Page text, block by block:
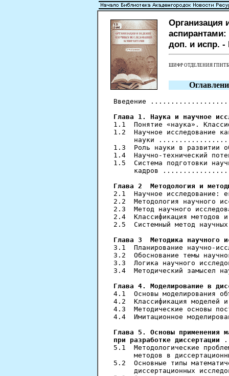
Организация
доп. и испр. -
ШИФР ОТДЕЛЕНИЯ
Введение
Глава 1. Наука и научное
1.1  Понятие «наука».
1.2  Научное исследование
науки
1.3  Роль науки в
1.4  Научно-технический
1.5  Система подготовки
кадров
Глава 2  Методология и
2.1  Научное
2.2  Методология
2.3  Метод научного
2.4  Классификация
2.5  Системный метод
Глава 3  Методика научного
3.1  Планирование научно-
3.2  Обоснование темы
3.3  Логика научного
3.4  Методический
Глава 4. Моделирование в
4.1  Основы моделирования
4.2  Классификация
4.3  Методические основы
4.4  Имитационное
Глава 5. Основы применения
при разработке диссертации
5.1  Методологические
методов в
5.2  Основные типы
диссертационных